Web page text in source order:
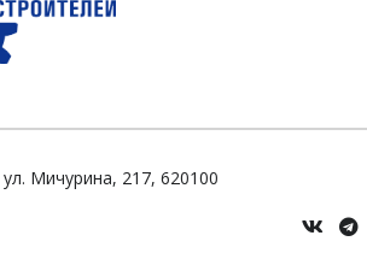
ул. Мичурина, 217, 620100